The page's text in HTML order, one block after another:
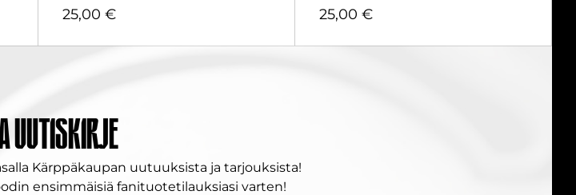
25,00 €
25,00€
25,00 €
uutiskirje
Kärppäkaupan uutuuksista ja tarjouksista!
ensimmäisiä fanituotetilauksiasi varten!